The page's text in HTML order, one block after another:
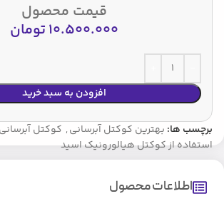
قیمت محصول
10.500.000تومان
افزودن به سبد خرید
برچسب ها: بهترین کوکتل آبرسانی, کوکتل
استفاده از کوکتل هیالورونیک اسید
اطلاعات محصول